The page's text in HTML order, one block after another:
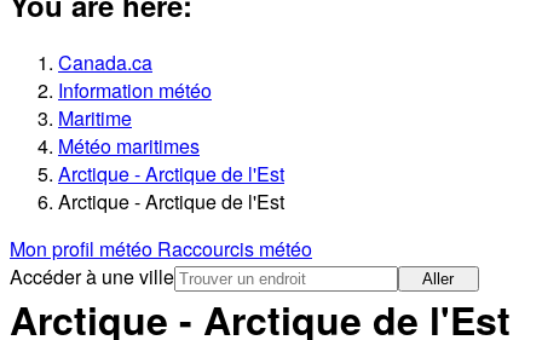
Canada.ca
Information météo
Maritime
Météo maritimes
Arctique - Arctique de l'Est
Arctique - Arctique de l'Est
Mon profil météo Raccourcis météo
Accéder à une ville
Aller
Arctique - Arctique de l'Est